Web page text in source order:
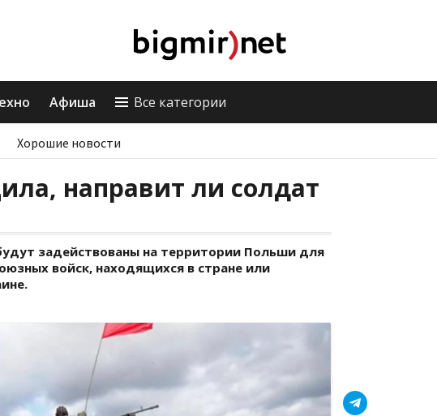
Афиша Все категории
Хорошие новости
направит ли солдат
задействованы на территории Польши для
войск, находящихся в стране или